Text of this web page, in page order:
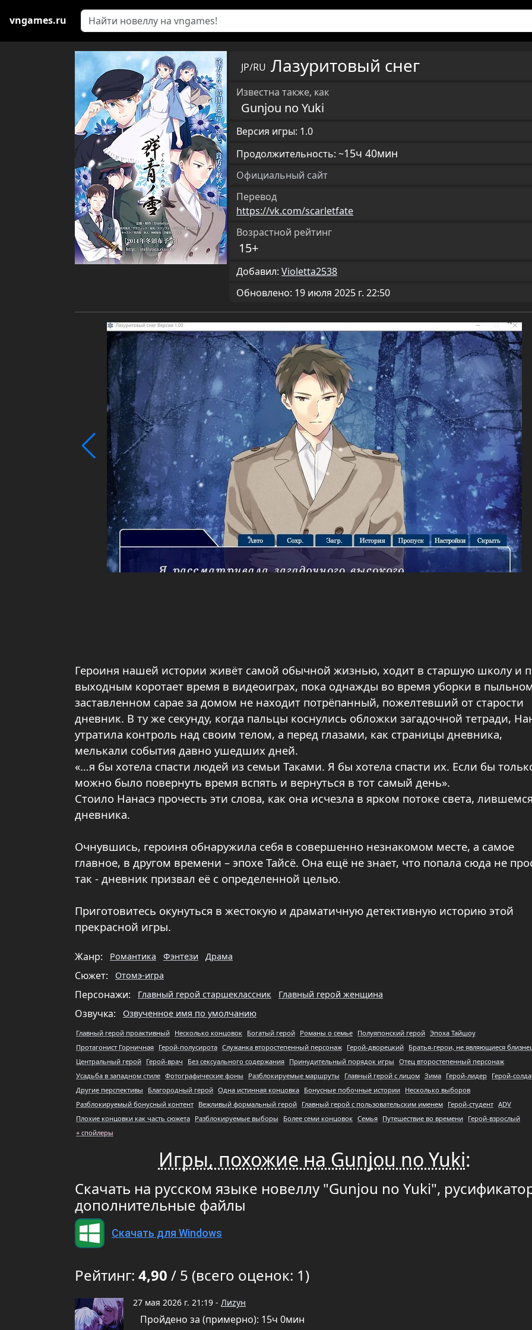
vngames.ru
JP/RU Лазуритовый снег
Известна также, как
Gunjou no Yuki
Версия игры: 1.0
Продолжительность: ~15ч 40мин
Официальный сайт
Перевод
https://vk.com/scarletfate
Возрастной рейтинг
15+
Добавил: Violetta2538
Обновлено: 19 июля 2025 г. 22:50
Героиня нашей истории живёт самой обычной жизнью, ходит в старшую школу и
выходным коротает время в видеоиграх, пока однажды во время уборки в
заставленном сарае за домом не находит потрёпанный, пожелтевший от старости
дневник. В ту же секунду, когда пальцы коснулись обложки загадочной тетради,
утратила контроль над своим телом, а перед глазами, как страницы дневника,
мелькали события давно ушедших дней.
«…я бы хотела спасти людей из семьи Таками. Я бы хотела спасти их. Если бы
можно было повернуть время вспять и вернуться в тот самый день».
Стоило Нанасэ прочесть эти слова, как она исчезла в ярком потоке света,
дневника.
Очнувшись, героиня обнаружила себя в совершенно незнакомом месте, а самое
главное, в другом времени – эпохе Тайсё. Она ещё не знает, что попала сюда не
так - дневник призвал её с определенной целью.
Приготовитесь окунуться в жестокую и драматичную детективную историю этой
прекрасной игры.
Жанр: Романтика Фэнтези Драма
Сюжет: Отомэ-игра
Персонажи: Главный герой старшеклассник Главный герой женщина
Озвучка: Озвученное имя по умолчанию
Главный герой проактивный Несколько концовок Богатый герой Романы о семье Полуяпонский герой Эпоха Тайшоу
Протагонист Горничная Герой-полусирота Служанка второстепенный персонаж Герой-дворецкий Братья-герои, не являющиеся
Центральный герой Герой-врач Без сексуального содержания Принудительный порядок игры Отец второстепенный персонаж
Усадьба в западном стиле Фотографические фоны Разблокируемые маршруты Главный герой с лицом Зима Герой-лидер Герой-
Другие перспективы
Благородный герой Одна истинная концовка Бонусные побочные истории Несколько выборов
Разблокируемый бонусный контент Вежливый формальный герой Главный герой с пользовательским именем Герой-студент ADV
Плохие концовки как часть сюжета Разблокируемые выборы Более семи концовок Семья Путешествие во времени Герой-взрослый
+ спойлеры
Игры, похожие на Gunjou no Yuki:
Скачать на русском языке новеллу "Gunjou no Yuki",
дополнительные файлы
Скачать для Windows
Рейтинг: 4,90 / 5 (всего оценок: 1)
27 мая 2026 г. 21:19 - Лиzун
Пройдено за (примерно): 15ч 0мин